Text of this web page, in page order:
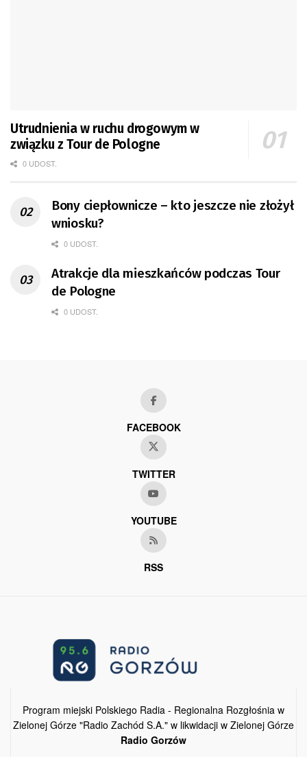
Utrudnienia w ruchu drogowym w
związku z Tour de Pologne
0 UDOST.
Bony ciepłownicze – kto jeszcze nie złożył
wniosku?
0 UDOST.
Atrakcje dla mieszkańców podczas Tour
de Pologne
0 UDOST.
FACEBOOK
TWITTER
YOUTUBE
RSS
Program miejski Polskiego Radia - Regionalna Rozgłośnia w
Zielonej Górze "Radio Zachód S.A." w likwidacji w Zielonej Górze
Radio Gorzów